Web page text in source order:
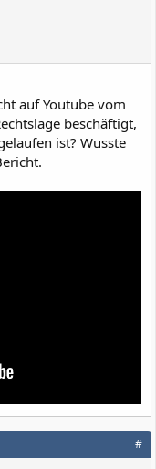
auf Youtube vom
beschäftigt,
ist? Wusste
#